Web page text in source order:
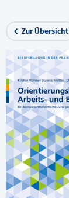
Zur Übersicht